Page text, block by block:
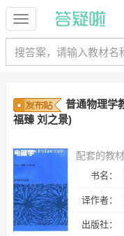
普通物理学
福臻 刘之景)
配套的教
书名：
译作者：
出版社：